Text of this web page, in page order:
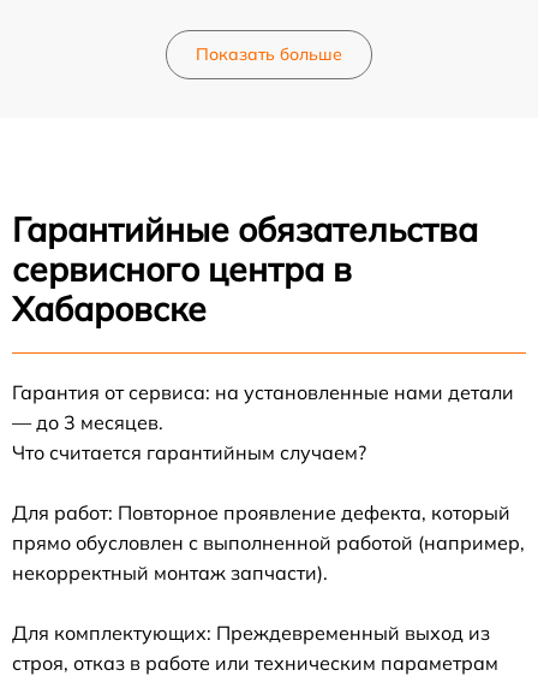
Показать больше
Гарантийные обязательства
сервисного центра в
Хабаровске
Гарантия от сервиса: на установленные нами детали
— до 3 месяцев.
Что считается гарантийным случаем?
Для работ: Повторное проявление дефекта, который
прямо обусловлен с выполненной работой (например,
некорректный монтаж запчасти).
Для комплектующих: Преждевременный выход из
строя, отказ в работе или техническим параметрам